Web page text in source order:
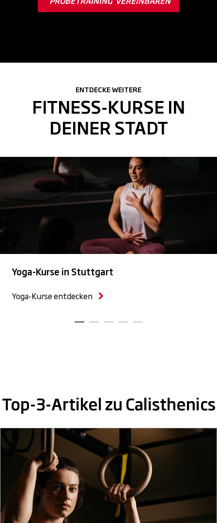
ENTDECKE WEITERE
FITNESS-KURSE IN
DEINER STADT
Yoga-Kurse in Stuttgart
Yoga-Kurse entdecken
Top-3-Artikel zu Calisthenics